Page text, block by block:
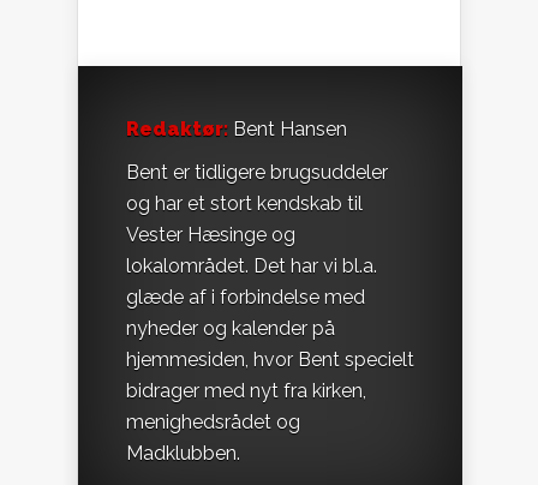
Redaktør: Bent Hansen
Bent er tidligere brugsuddeler
og har et stort kendskab til
Vester Hæsinge og
lokalområdet. Det har vi bl.a.
glæde af i forbindelse med
nyheder og kalender på
hjemmesiden, hvor Bent specielt
bidrager med nyt fra kirken,
menighedsrådet og
Madklubben.